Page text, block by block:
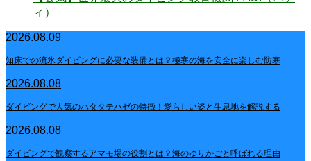
ィ）
2026.08.09
知床での流氷ダイビングに必要な装備とは？極寒の海を安全に楽しむ防寒
2026.08.08
ダイビングで人気のハタタテハゼの特徴！愛らしい姿と生息地を解説する
2026.08.08
ダイビングで観察するアマモ場の役割とは？海のゆりかごと呼ばれる理由